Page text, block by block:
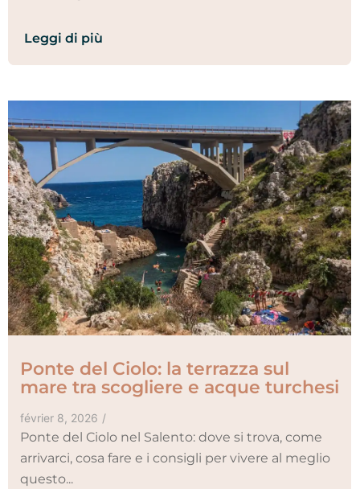
Leggi di più
Ponte del Ciolo: la terrazza sul
mare tra scogliere e acque turchesi
février 8, 2026 /
Ponte del Ciolo nel Salento: dove si trova, come
arrivarci, cosa fare e i consigli per vivere al meglio
questo...